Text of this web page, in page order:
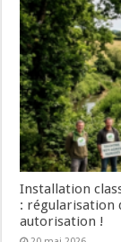
Installation
: régularisation
autorisation !